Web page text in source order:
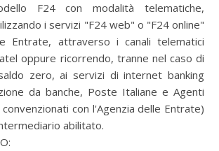
F24 con modalità telematiche,
i servizi "F24 web" o "F24 online"
Entrate, attraverso i canali telematici
oppure ricorrendo, tranne nel caso di
zero, ai servizi di internet banking
da banche, Poste Italiane e Agenti
con l'Agenzia delle Entrate)
abilitato.